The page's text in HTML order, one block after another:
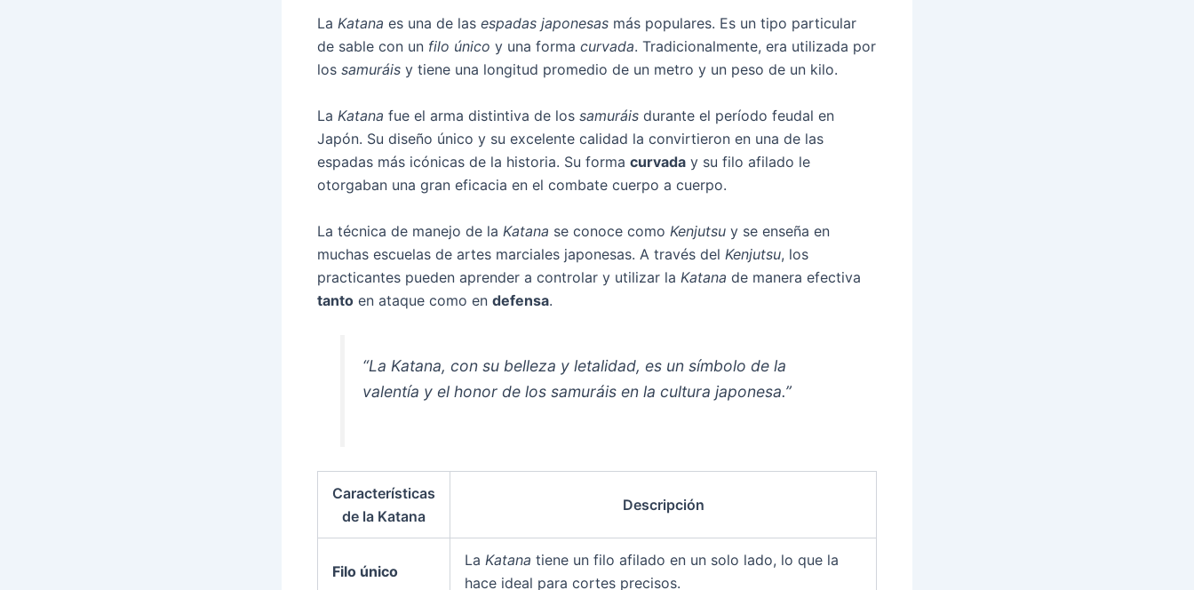
La Katana es una de las espadas japonesas más populares. Es un tipo particular
de sable con un filo único y una forma curvada. Tradicionalmente, era utilizada por
los samuráis y tiene una longitud promedio de un metro y un peso de un kilo.
La Katana fue el arma distintiva de los samuráis durante el período feudal en
Japón. Su diseño único y su excelente calidad la convirtieron en una de las
espadas más icónicas de la historia. Su forma curvada y su filo afilado le
otorgaban una gran eficacia en el combate cuerpo a cuerpo.
La técnica de manejo de la Katana se conoce como Kenjutsu y se enseña en
muchas escuelas de artes marciales japonesas. A través del Kenjutsu, los
practicantes pueden aprender a controlar y utilizar la Katana de manera efectiva
tanto en ataque como en defensa.
“La Katana, con su belleza y letalidad, es un símbolo de la
valentía y el honor de lossamuráis en la cultura japonesa.”
Características
de la Katana
Descripción
Filo único
La Katana tiene un filo afilado en un solo lado, lo que la
hace ideal para cortes precisos.